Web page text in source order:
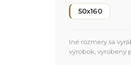
50x160
Iné rozmery sa
výrobok, vyrobený